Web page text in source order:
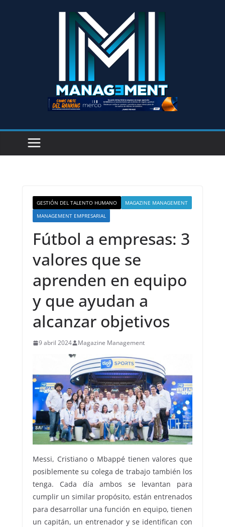
GESTIÓN DEL TALENTO HUMANO
MAGAZINE MANAGEMENT
MANAGEMENT EMPRESARIAL
Fútbol a empresas: 3
valores que se
aprenden en equipo
y que ayudan a
alcanzar objetivos
9 abril 2024 Magazine Management
Messi, Cristiano o Mbappé tienen valores que
posiblemente su colega de trabajo también los
tenga. Cada día ambos se levantan para
cumplir un similar propósito, están entrenados
para desarrollar una función en equipo, tienen
un capitán, un entrenador y se identifican con